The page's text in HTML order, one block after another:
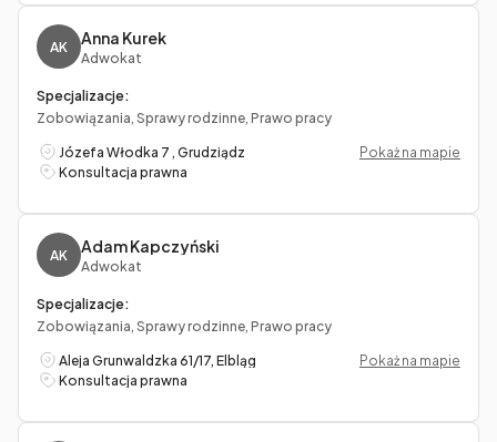
AK Anna Kurek
Adwokat
Specjalizacje:
Zobowiązania, Sprawy rodzinne, Prawo pracy
Józefa Włodka 7 , Grudziądz
Pokaż na mapie
Konsultacja prawna
AK Adam Kapczyński
Adwokat
Specjalizacje:
Zobowiązania, Sprawy rodzinne, Prawo pracy
Aleja Grunwaldzka 61/17, Elbląg
Pokaż na mapie
Konsultacja prawna